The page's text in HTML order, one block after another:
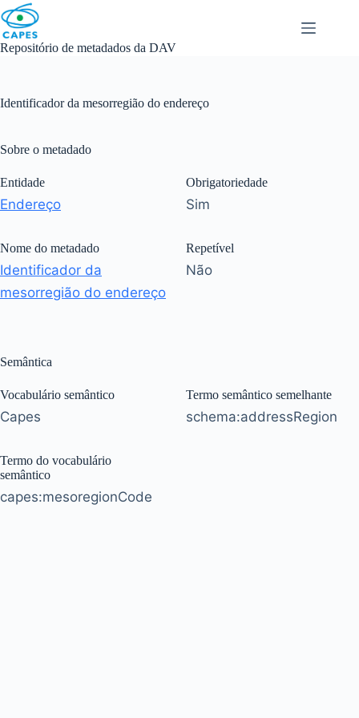
Skip
to
content
Repositório de metadados da DAV
Identificador da mesorregião do endereço
Sobre o metadado
Entidade
Endereço
Nome do metadado
Identificador da
mesorregião do endereço
Obrigatoriedade
Sim
Repetível
Não
Semântica
Vocabulário semântico
Capes
Termo do vocabulário
semântico
capes:mesoregionCode
Termo semântico semelhante
schema:addressRegion